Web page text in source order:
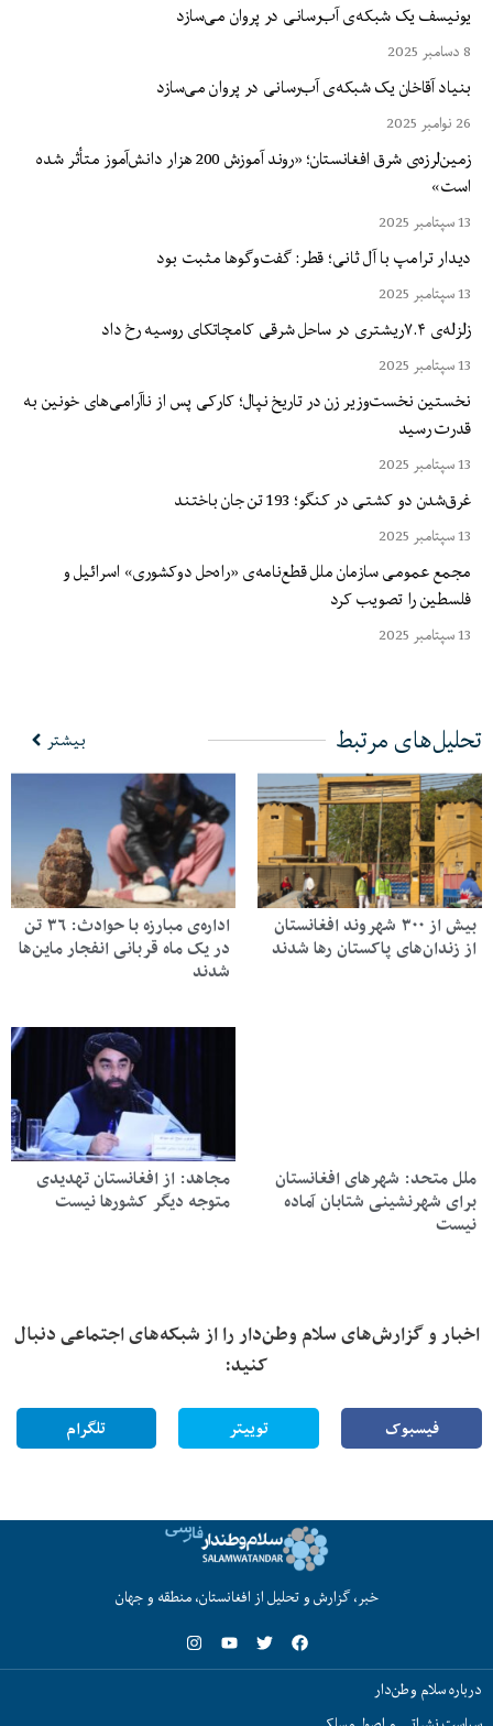
یونیسف یک شبکه‌ی آب‌رسانی در پروان می‌سازد
8 دسامبر 2025
بنیاد آقاخان یک شبکه‌ی آب‌رسانی در پروان می‌سازد
26 نوامبر 2025
زمین‌لرزه‌ی شرق افغانستان؛ «روند آموزش 200 هزار دانش‌آموز متأثر شده
است»
13 سپتامبر 2025
دیدار ترامپ با آل ثانی؛ قطر: گفت‌وگوها مثبت بود
13 سپتامبر 2025
زلزله‌ی ۷.۴ریشتری در ساحل شرقی کامچاتکای روسیه رخ داد
13 سپتامبر 2025
نخستین نخست‌وزیر زن در تاریخ نپال؛ کارکی پس از ناآرامی‌های خونین به
قدرت رسید
13 سپتامبر 2025
غرق‌شدن دو کشتی در کنگو؛ 193 تن جان باختند
13 سپتامبر 2025
مجمع عمومی سازمان ملل قطع‌نامه‌ی «راه‌حل دوکشوری» اسرائیل و
فلسطین را تصویب کرد
13 سپتامبر 2025
تحلیل‌های مرتبط بیشتر
بیش از ۳۰۰ شهروند افغانستان
از زندان‌های پاکستان رها شدند
اداره‌ی مبارزه با حوادث: ۳۶ تن
در یک ماه قربانی انفجار ماین‌ها
شدند
ملل متحد: شهرهای افغانستان
برای شهرنشینی شتابان آماده
نیست
مجاهد: از افغانستان تهدیدی
متوجه دیگر کشورها نیست
اخبار و گزارش‌های سلام وطن‌دار را از شبکه‌های اجتماعی دنبال
کنید:
فیسبوک توییتر تلگرام
خبر، گزارش و تحلیل از افغانستان، منطقه و جهان
درباره سلام وطن‌دار